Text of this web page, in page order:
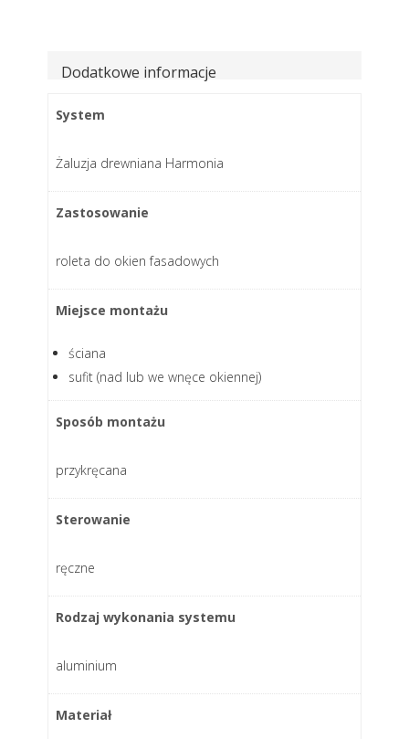
Dodatkowe informacje
System
Żaluzja drewniana Harmonia
Zastosowanie
roleta do okien fasadowych
Miejsce montażu
ściana
sufit (nad lub we wnęce okiennej)
Sposób montażu
przykręcana
Sterowanie
ręczne
Rodzaj wykonania systemu
aluminium
Materiał